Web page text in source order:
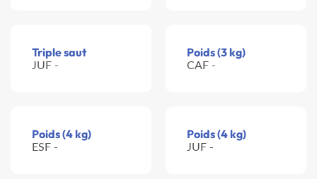
Triple saut
JUF -
Poids (3 kg)
CAF -
Poids (4 kg)
ESF -
Poids (4 kg)
JUF -